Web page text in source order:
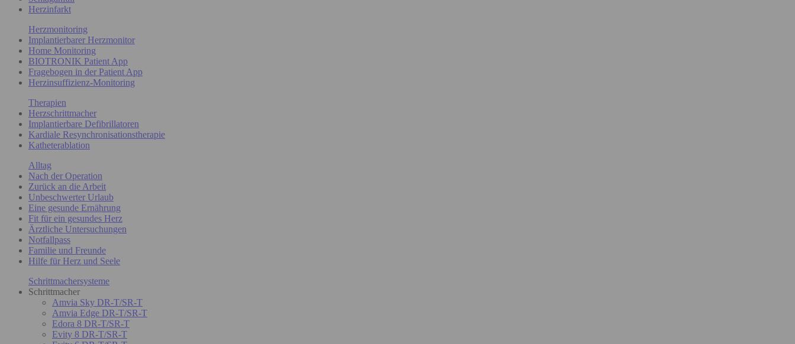
Herzinfarkt
Herzmonitoring
Implantierbarer Herzmonitor
Home Monitoring
BIOTRONIK Patient App
Fragebogen in der Patient App
Herzinsuffizienz-Monitoring
Therapien
Herzschrittmacher
Implantierbare Defibrillatoren
Kardiale Resynchronisationstherapie
Katheterablation
Alltag
Nach der Operation
Zurück an die Arbeit
Unbeschwerter Urlaub
Eine gesunde Ernährung
Fit für ein gesundes Herz
Ärztliche Untersuchungen
Notfallpass
Familie und Freunde
Hilfe für Herz und Seele
Schrittmachersysteme
Schrittmacher
Amvia Sky DR-T/SR-T
Amvia Edge DR-T/SR-T
Edora 8 DR-T/SR-T
Evity 8 DR-T/SR-T